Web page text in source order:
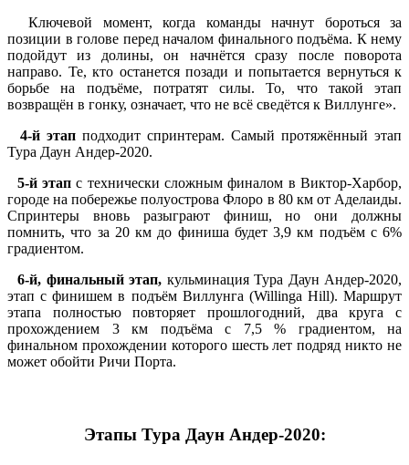
Ключевой момент, когда команды начнут бороться за
позиции в голове перед началом финального подъёма. К нему
подойдут из долины, он начнётся сразу после поворота
направо. Те, кто останется позади и попытается вернуться к
борьбе на подъёме, потратят силы. То, что такой этап
возвращён в гонку, означает, что не всё сведётся к Виллунге».
4-й этап подходит спринтерам. Самый протяжённый этап
Тура Даун Андер-2020.
5-й этап с технически сложным финалом в Виктор-Харбор,
городе на побережье полуострова Флоро в 80 км от Аделаиды.
Спринтеры вновь разыграют финиш, но они должны
помнить, что за 20 км до финиша будет 3,9 км подъём с 6%
градиентом.
6-й, финальный этап, кульминация Тура Даун Андер-2020,
этап с финишем в подъём Виллунга (Willinga Hill). Маршрут
этапа полностью повторяет прошлогодний, два круга с
прохождением 3 км подъёма с 7,5 % градиентом, на
финальном прохождении которого шесть лет подряд никто не
может обойти Ричи Порта.
Этапы Тура Даун Андер-2020: